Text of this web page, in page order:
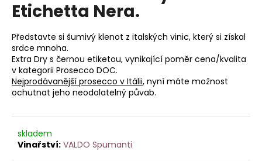
0,0
5
hvězdiček.
Etichetta Nera.
Představte si šumivý klenot z italských vinic, který si získal
srdce mnoha.
Extra Dry s černou etiketou, vynikající poměr cena/kvalita
v kategorii Prosecco DOC.
Nejprodávanější prosecco v Itálii, nyní máte možnost
ochutnat jeho neodolatelný půvab.
skladem
VALDO Spumanti
a
j
í
t
?